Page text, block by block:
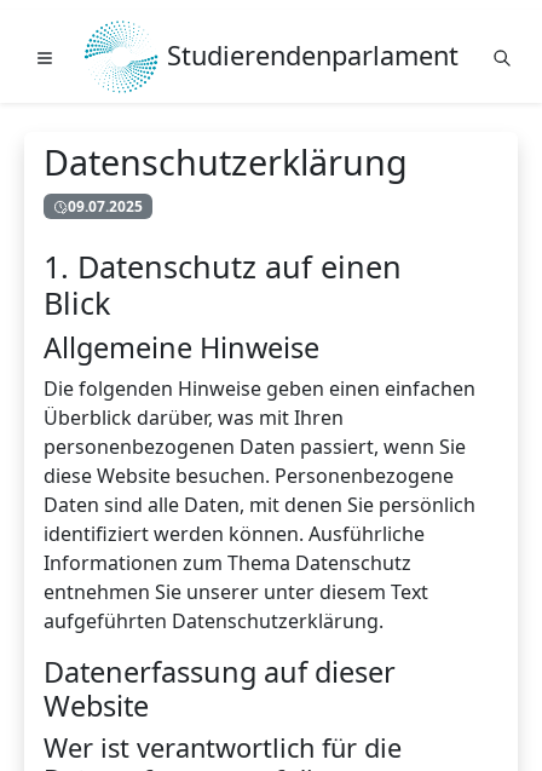
Studierendenparlament
Datenschutzerklärung
09.07.2025
1. Datenschutz auf einen
Blick
Allgemeine Hinweise
Die folgenden Hinweise geben einen einfachen
Überblick darüber, was mit Ihren
personenbezogenen Daten passiert, wenn Sie
diese Website besuchen. Personenbezogene
Daten sind alle Daten, mit denen Sie persönlich
identifiziert werden können. Ausführliche
Informationen zum Thema Datenschutz
entnehmen Sie unserer unter diesem Text
aufgeführten Datenschutzerklärung.
Datenerfassung auf dieser
Website
Wer ist verantwortlich für die